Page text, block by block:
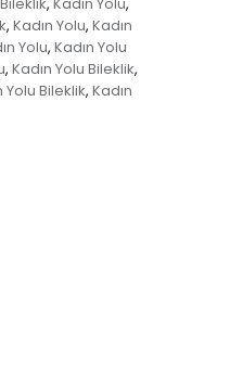
, ,
, Kadın Yolu, Kadın
Yolu, Kadın Yolu
, Kadın Yolu Bileklik,
Yolu Bileklik, Kadın